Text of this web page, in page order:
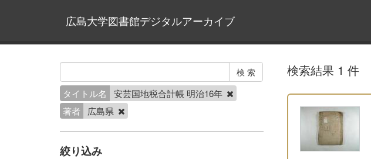
広島大学図書館デジタルアーカイブ
タイトル名
安芸国地税合計帳 明治16年
著者
広島県
絞り込み
検索結果 1 件